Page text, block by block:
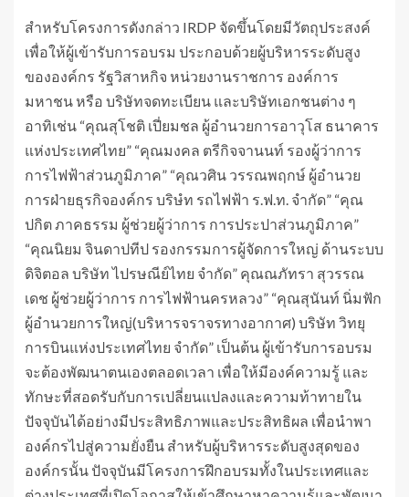
สำหรับโครงการดังกล่าว IRDP จัดขึ้นโดยมีวัตถุประสงค์
เพื่อให้ผู้เข้ารับการอบรม ประกอบด้วยผู้บริหารระดับสูง
ขององค์กร รัฐวิสาหกิจ หน่วยงานราชการ องค์การ
มหาชน หรือ บริษัทจดทะเบียน และบริษัทเอกชนต่าง ๆ
อาทิเช่น “คุณสุโชติ เปี่ยมชล ผู้อำนวยการอาวุโส ธนาคาร
แห่งประเทศไทย” “คุณมงคล ตรีกิจจานนท์ รองผู้ว่าการ
การไฟฟ้าส่วนภูมิภาค” “คุณวศิน วรรณพฤกษ์ ผู้อำนวย
การฝ่ายธุรกิจองค์กร บริษํท รถไฟฟ้า ร.ฟ.ท. จำกัด” “คุณ
ปกิต ภาคธรรม ผู้ช่วยผู้ว่าการ การประปาส่วนภูมิภาค”
“คุณนิยม จินดาปทีป รองกรรมการผู้จัดการใหญ่ ด้านระบบ
ดิจิตอล บริษัท ไปรษณีย์ไทย จำกัด” คุณณภัทรา สุวรรณ
เดช ผู้ช่วยผู้ว่าการ การไฟฟ้านครหลวง” “คุณสุนันท์ นิ่มฟัก
ผู้อำนวยการใหญ่(บริหารจราจรทางอากาศ) บริษัท วิทยุ
การบินแห่งประเทศไทย จำกัด” เป็นต้น ผู้เข้ารับการอบรม
จะต้องพัฒนาตนเองตลอดเวลา เพื่อให้มีองค์ความรู้ และ
ทักษะที่สอดรับกับการเปลี่ยนแปลงและความท้าทายใน
ปัจจุบันได้อย่างมีประสิทธิภาพและประสิทธิผล เพื่อนำพา
องค์กรไปสู่ความยั่งยืน สำหรับผู้บริหารระดับสูงสุดของ
องค์กรนั้น ปัจจุบันมีโครงการฝึกอบรมทั้งในประเทศและ